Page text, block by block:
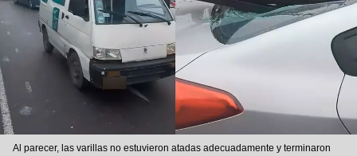
Al parecer, las varillas no estuvieron atadas adecuadamente y terminaron